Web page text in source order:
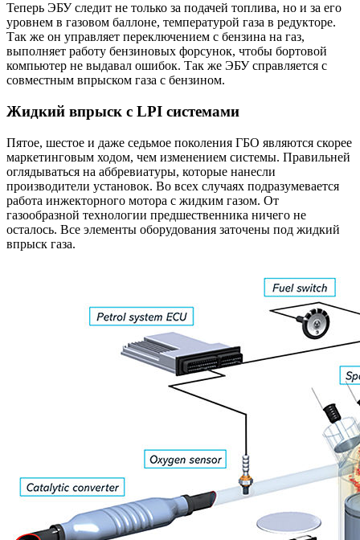
Теперь ЭБУ следит не только за подачей топлива, но и за его
уровнем в газовом баллоне, температурой газа в редукторе.
Так же он управляет переключением с бензина на газ,
выполняет работу бензиновых форсунок, чтобы бортовой
компьютер не выдавал ошибок. Так же ЭБУ справляется с
совместным впрыском газа с бензином.
Жидкий впрыск с LPI системами
Пятое, шестое и даже седьмое поколения ГБО являются скорее
маркетинговым ходом, чем изменением системы. Правильней
оглядываться на аббревиатуры, которые нанесли
производители установок. Во всех случаях подразумевается
работа инжекторного мотора с жидким газом. От
газообразной технологии предшественника ничего не
осталось. Все элементы оборудования заточены под жидкий
впрыск газа.